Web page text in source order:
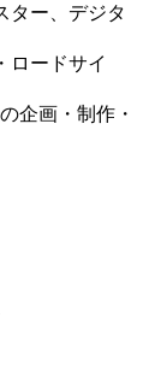
ター、デジタ
ロードサイ
企画・制作・